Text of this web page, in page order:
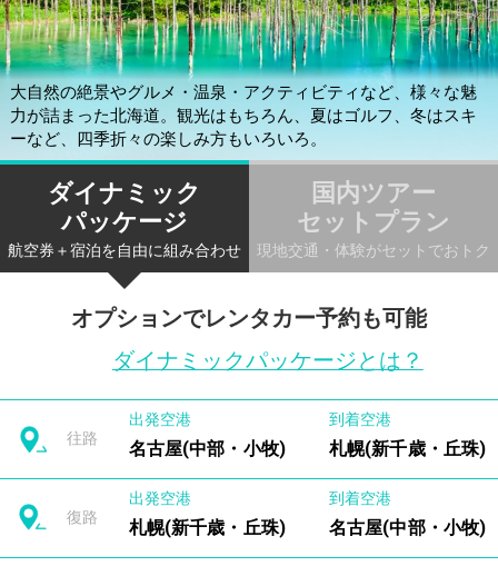
大自然の絶景やグルメ・温泉・アクティビティなど、様々な魅
力が詰まった北海道。観光はもちろん、夏はゴルフ、冬はスキ
ーなど、四季折々の楽しみ方もいろいろ。
ダイナミック
パッケージ
航空券＋宿泊を自由に組み合わせ
国内ツアー
セットプラン
現地交通・体験がセットでおトク
オプションでレンタカー予約も可能
ダイナミックパッケージとは？
往路
出発空港
名古屋(中部・小牧)
到着空港
札幌(新千歳・丘珠)
復路
出発空港
札幌(新千歳・丘珠)
到着空港
名古屋(中部・小牧)